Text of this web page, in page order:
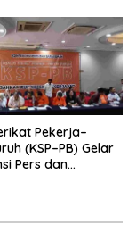
dan
Organisasi
Berbasis Riset di
dan
Pekerja–
(KSP–PB) Gelar
Pers dan